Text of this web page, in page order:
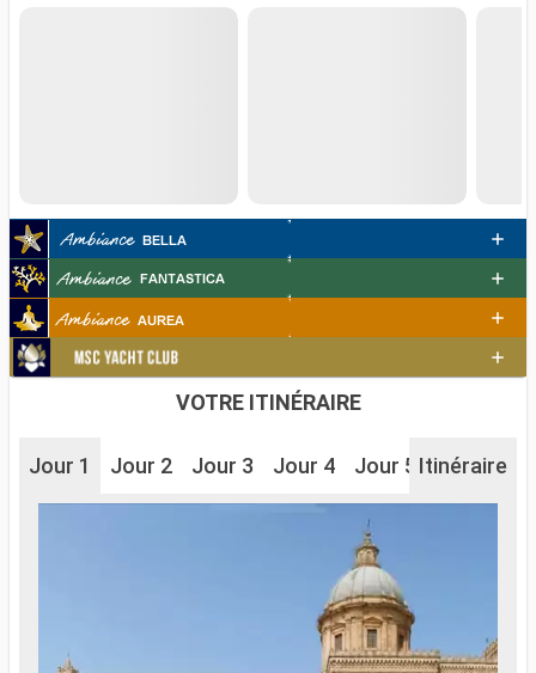
VOTRE ITINÉRAIRE
Jour 1 Jour 2 Jour 3 Jour 4 Jour 5 Jour 6
Itinéraire